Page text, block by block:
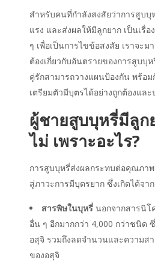
สำหรับคนที่กำลังสงสัยว่าการสูบบุ
แรง และส่งผลให้มีลูกยาก เป็นเรื่
ๆ เพื่อเป็นการไขข้อสงสัย เราจะม
ต้องเกี่ยวกับอันตรายของการสูบบุ
คู่รักสามารถวางแผนป้องกัน พร้อ
เตรียมตัวมีบุตรได้อย่างถูกต้องแล
ผู้ชายสูบบุหรี่มีลูก
ไม่ เพราะอะไร?
การสูบบุหรี่ส่งผลกระทบต่อคุณภา
สู่ภาวะการมีบุตรยาก ซึ่งเกิดได้จา
สารพิษในบุหรี่ นอกจากสารนิโ
อื่น ๆ อีกมากกว่า 4,000 กว่าชนิด
อสุจิ รวมถึงลดจำนวนและความส
ของอสุจิ